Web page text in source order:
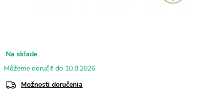
Na sklade
10.8.2026
Možnosti doručenia